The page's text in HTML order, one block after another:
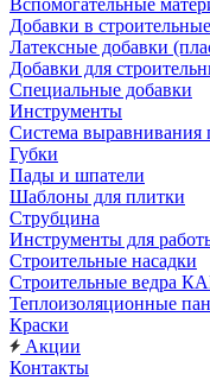
Вспомогательные
Добавки в
Латексные добавки
Добавки для
Специальные добавки
Инструменты
Система
Губки
Пады и шпатели
Шаблоны для плитки
Струбцина
Инструменты для
Строительные насадки
Строительные ведра
Теплоизоляционные
Краски
Акции
Контакты